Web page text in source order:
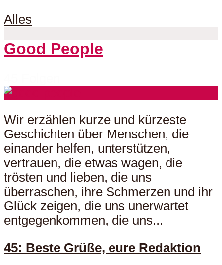
Alles
Good People
Wir erzählen kurze und kürzeste
Geschichten über Menschen, die
einander helfen, unterstützen,
vertrauen, die etwas wagen, die
trösten und lieben, die uns
überraschen, ihre Schmerzen und ihr
Glück zeigen, die uns unerwartet
entgegenkommen, die uns...
45: Beste Grüße, eure Redaktion